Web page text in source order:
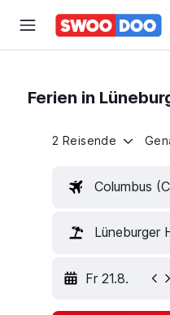
Ferien in
2 Reisende
Columbus
Lüneburger
Fr 21.8.